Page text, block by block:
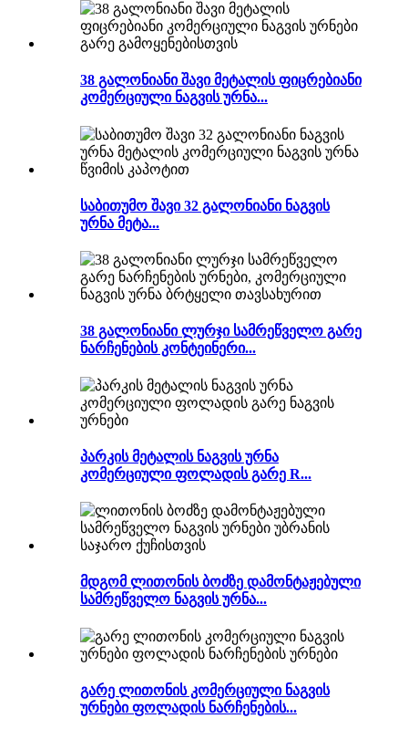
38 გალონიანი შავი მეტალის ფიცრებიანი
კომერციული ნაგვის ურნა...
საბითუმო შავი 32 გალონიანი ნაგვის
ურნა მეტა...
38 გალონიანი ლურჯი სამრეწველო გარე
ნარჩენების კონტეინერი...
პარკის მეტალის ნაგვის ურნა
კომერციული ფოლადის გარე R...
მდგომ ლითონის ბოძზე დამონტაჟებული
სამრეწველო ნაგვის ურნა...
გარე ლითონის კომერციული ნაგვის
ურნები ფოლადის ნარჩენების...